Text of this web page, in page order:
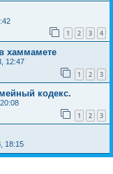
1 2 3 4
хаммамете
12:47
1 2 3
кодекс.
1 2 3
18:15